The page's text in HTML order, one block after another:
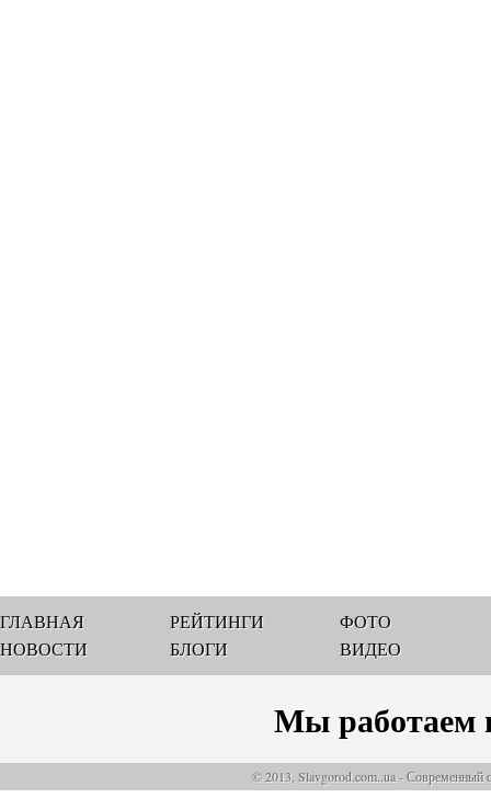
ГЛАВНАЯ
НОВОСТИ
РЕЙТИНГИ
БЛОГИ
ФОТО
ВИДЕО
Мы работаем
© 2013, Slavgorod.com..ua - Современный